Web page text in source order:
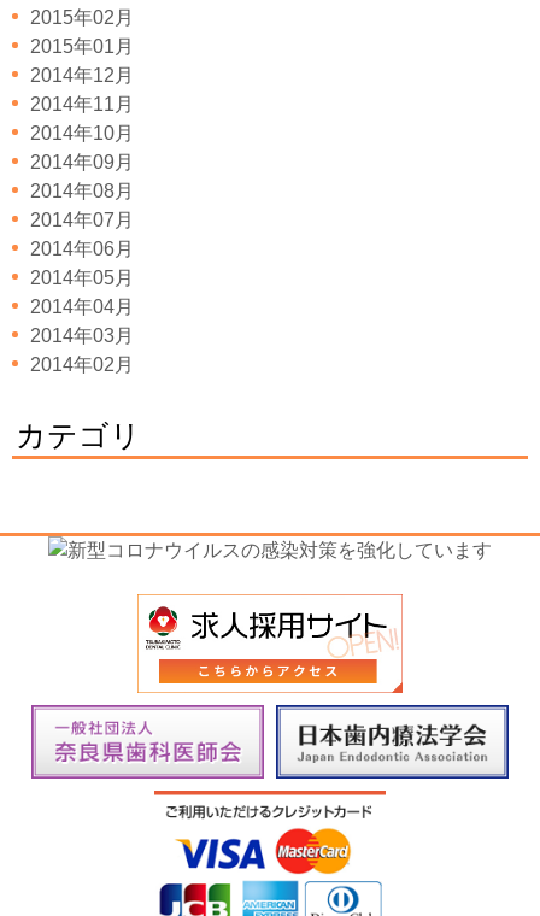
2015年02月
2015年01月
2014年12月
2014年11月
2014年10月
2014年09月
2014年08月
2014年07月
2014年06月
2014年05月
2014年04月
2014年03月
2014年02月
カテゴリ